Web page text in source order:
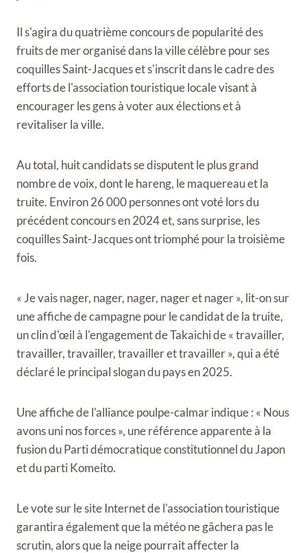
Il s'agira du quatrième concours de popularité des
fruits de mer organisé dans la ville célèbre pour ses
coquilles Saint-Jacques et s'inscrit dans le cadre des
efforts de l'association touristique locale visant à
encourager les gens à voter aux élections et à
revitaliser la ville.
Au total, huit candidats se disputent le plus grand
nombre de voix, dont le hareng, le maquereau et la
truite. Environ 26 000 personnes ont voté lors du
précédent concours en 2024 et, sans surprise, les
coquilles Saint-Jacques ont triomphé pour la troisième
fois.
« Je vais nager, nager, nager, nager et nager », lit-on sur
une affiche de campagne pour le candidat de la truite,
un clin d'œil à l'engagement de Takaichi de « travailler,
travailler, travailler, travailler et travailler », qui a été
déclaré le principal slogan du pays en 2025.
Une affiche de l'alliance poulpe-calmar indique : « Nous
avons uni nos forces », une référence apparente à la
fusion du Parti démocratique constitutionnel du Japon
et du parti Komeito.
Le vote sur le site Internet de l'association touristique
garantira également que la météo ne gâchera pas le
scrutin, alors que la neige pourrait affecter la